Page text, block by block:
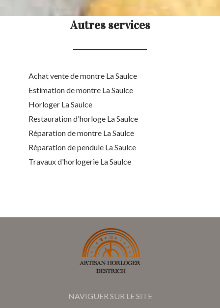
Autres services
Achat vente de montre La Saulce
Estimation de montre La Saulce
Horloger La Saulce
Restauration d'horloge La Saulce
Réparation de montre La Saulce
Réparation de pendule La Saulce
Travaux d'horlogerie La Saulce
NAVIGUER SUR LE SITE